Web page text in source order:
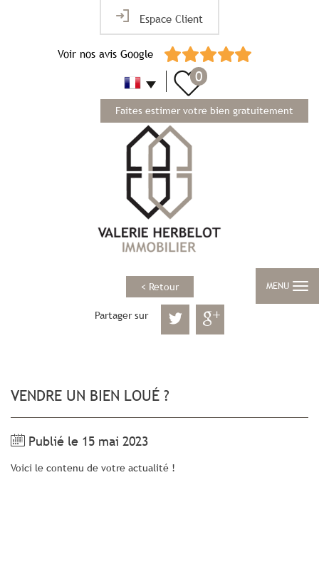
Espace Client
Voir nos avis Google
Faites estimer votre bien gratuitement
0
MENU
< Retour
Partager sur
VENDRE UN BIEN LOUÉ ?
Publié le 15 mai 2023
Voici le contenu de votre actualité !